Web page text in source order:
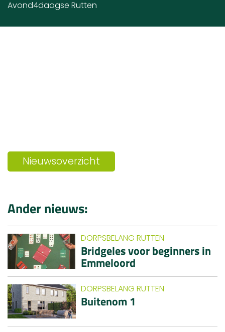
Avond4daagse Rutten
Nieuwsoverzicht
Ander nieuws:
DORPSBELANG RUTTEN
Bridgeles voor beginners in
Emmeloord
DORPSBELANG RUTTEN
Buitenom 1